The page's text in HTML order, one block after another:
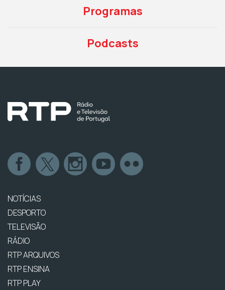
Programas
Podcasts
NOTÍCIAS
DESPORTO
TELEVISÃO
RÁDIO
RTP ARQUIVOS
RTP ENSINA
RTP PLAY